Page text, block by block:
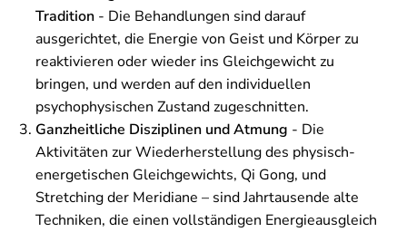
Tradition - Die Behandlungen sind darauf
ausgerichtet, die Energie von Geist und Körper zu
reaktivieren oder wieder ins Gleichgewicht zu
bringen, und werden auf den individuellen
psychophysischen Zustand zugeschnitten.
Ganzheitliche Disziplinen und Atmung - Die
Aktivitäten zur Wiederherstellung des physisch-
energetischen Gleichgewichts, Qi Gong, und
Stretching der Meridiane – sind Jahrtausende alte
Techniken, die einen vollständigen Energieausgleich